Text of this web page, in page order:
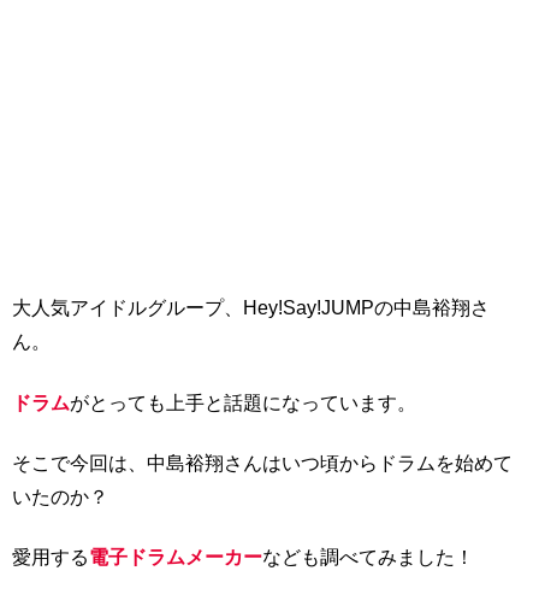
大人気アイドルグループ、Hey!Say!JUMPの中島裕翔さ
ん。
ドラムがとっても上手と話題になっています。
そこで今回は、中島裕翔さんはいつ頃からドラムを始めて
いたのか？
愛用する電子ドラムメーカーなども調べてみました！